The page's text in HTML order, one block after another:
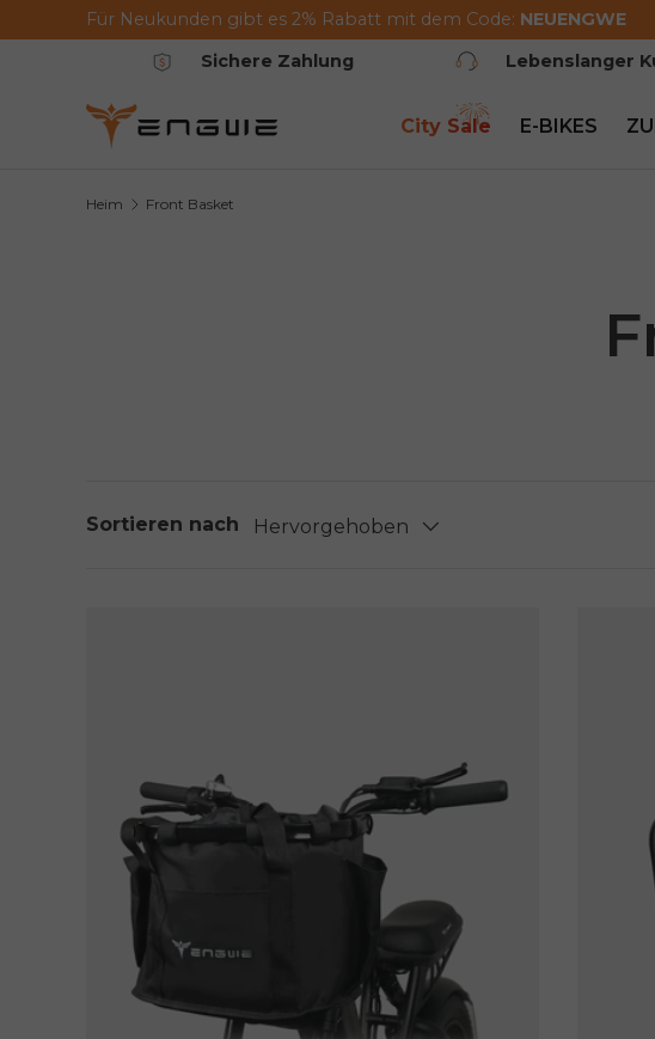
Zum Inhalt springen
Für Neukunden gibt es 2% Rabatt mit dem Code: NEUENGWE
Sichere Zahlung
Lebenslanger
City Sale E-BIKES
Heim Front Basket
Sortieren nach Hervorgehoben